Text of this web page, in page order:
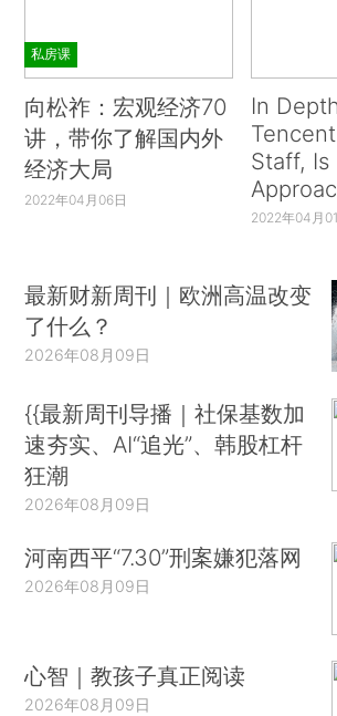
私房课
向松祚：宏观经济70
讲，带你了解国内外
经济大局
2022年04月06日
In
Staff, Is
2022年04月
最新财新周刊｜欧洲高温改变
了什么？
2026年08月09日
{{最新周刊导播｜社保基数加
速夯实、AI“追光”、韩股杠杆
狂潮
2026年08月09日
河南西平“7.30”刑案嫌犯落网
2026年08月09日
心智｜教孩子真正阅读
2026年08月09日